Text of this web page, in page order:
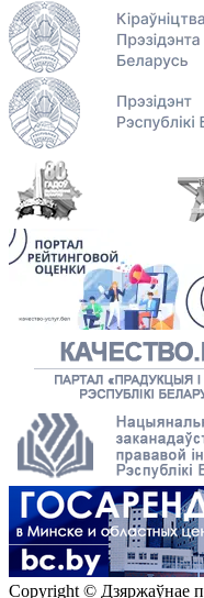
Copyright © Дзяржаўнае